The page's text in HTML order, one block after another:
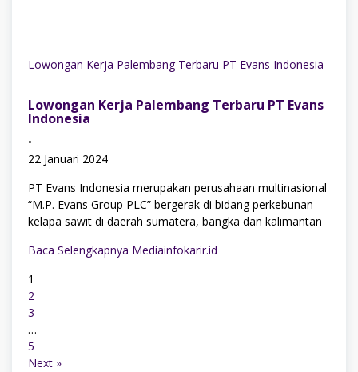
Lowongan Kerja Palembang Terbaru PT Evans Indonesia
Lowongan Kerja Palembang Terbaru PT Evans
Indonesia
•
22 Januari 2024
PT Evans Indonesia merupakan perusahaan multinasional
“M.P. Evans Group PLC” bergerak di bidang perkebunan
kelapa sawit di daerah sumatera, bangka dan kalimantan
Baca Selengkapnya Mediainfokarir.id
1
2
3
…
5
Next »